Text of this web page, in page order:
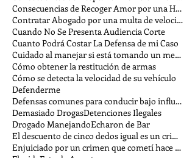
Consecuencias de Recoger Amor por una Hora
Contratar Abogado por una multa de velocidad
Cuando No Se Presenta Audiencia Corte
Cuanto Podrá Costar La Defensa de mi Caso
Cuidado al manejar si está tomando un medicamento
Cómo obtener la restitución de armas
Cómo se detecta la velocidad de su vehículo
Defenderme
Defensas comunes para conducir bajo influencia
Demasiado DrogasDetenciones Ilegales
Drogado ManejandoEcharon de Bar
El descuento de cinco dedos igual es un crimen
Enjuiciado por un crimen que cometí hace tiempo